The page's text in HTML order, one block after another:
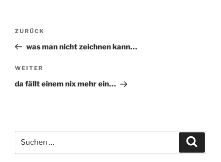
Beitragsnavigation
Vorheriger
Beitrag
ZURÜCK
was man nicht zeichnen kann…
Nächster
Beitrag
WEITER
da fällt einem nix mehr ein…
Suchen